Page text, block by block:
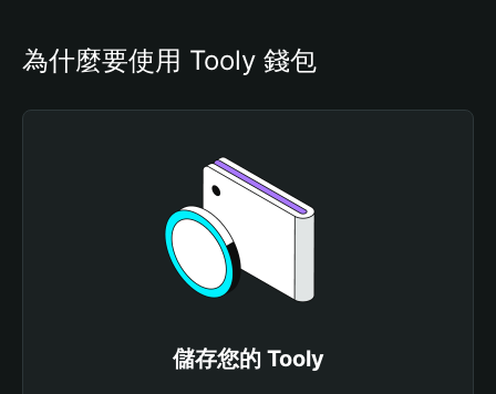
為什麼要使用 Tooly 錢包
儲存您的 Tooly